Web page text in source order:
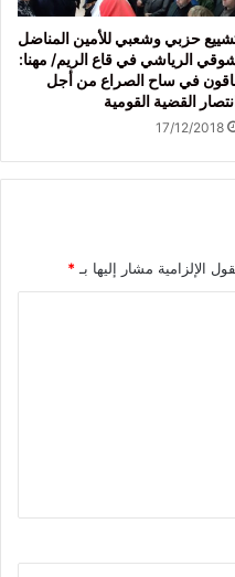
حزبي وشعبي للأمين المناضل
الرياشي في قاع الريم/ مهنا:
في ساح الصراع من أجل
القضية القومية
17/12/2018
الإلزامية مشار إليها بـ*